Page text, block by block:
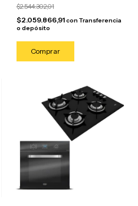
$2.544.302,01
$2.059.866,91con Transferencia
o depósito